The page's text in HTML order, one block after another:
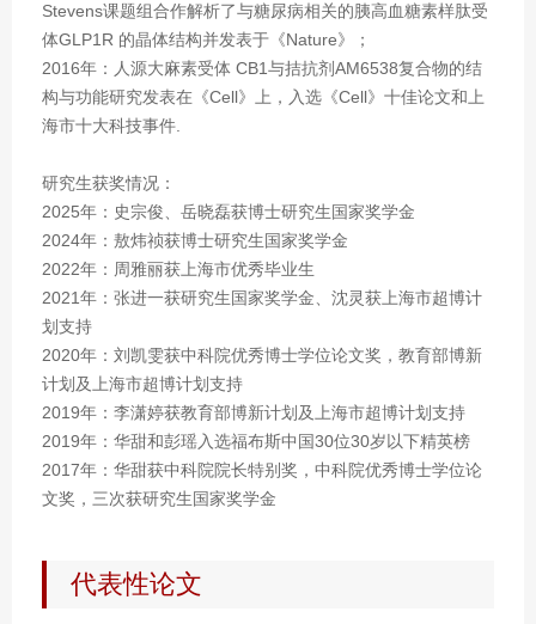
Stevens课题组合作解析了与糖尿病相关的胰高血糖素样肽受
体GLP1R 的晶体结构并发表于《Nature》；
2016年：人源大麻素受体 CB1与拮抗剂AM6538复合物的结
构与功能研究发表在《Cell》上，入选《Cell》十佳论文和上
海市十大科技事件.
研究生获奖情况：
2025年：史宗俊、岳晓磊获博士研究生国家奖学金
2024年：敖炜祯获博士研究生国家奖学金
2022年：周雅丽获上海市优秀毕业生
2021年：张进一获研究生国家奖学金、沈灵获上海市超博计
划支持
2020年：刘凯雯获中科院优秀博士学位论文奖，教育部博新
计划及上海市超博计划支持
2019年：李潇婷获教育部博新计划及上海市超博计划支持
2019年：华甜和彭瑶入选福布斯中国30位30岁以下精英榜
2017年：华甜获中科院院长特别奖，中科院优秀博士学位论
文奖，三次获研究生国家奖学金
代表性论文